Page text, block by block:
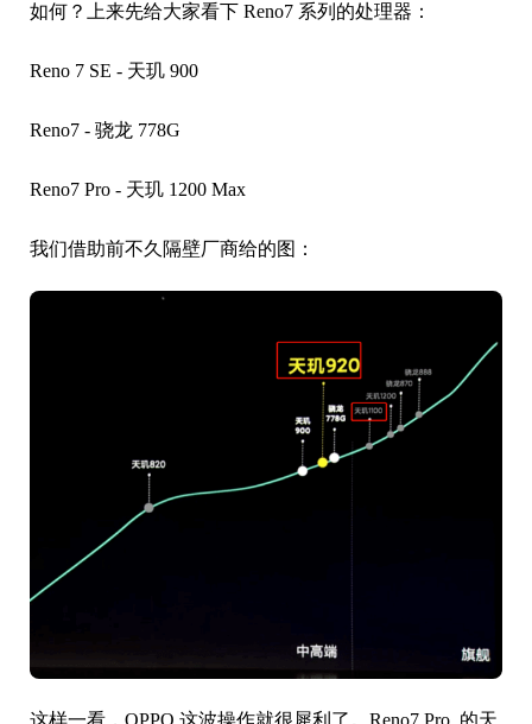
如何？上来先给大家看下 Reno7 系列的处理器：
Reno 7 SE - 天玑 900
Reno7 - 骁龙 778G
Reno7 Pro - 天玑 1200 Max
我们借助前不久隔壁厂商给的图：